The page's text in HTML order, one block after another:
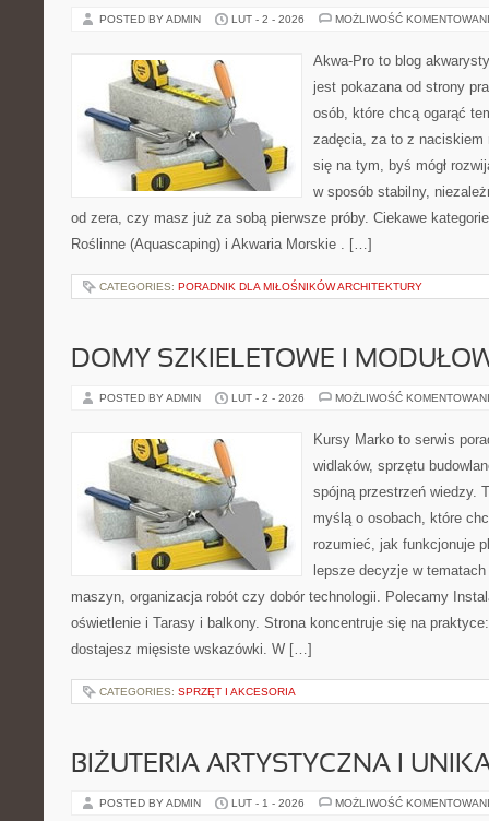
POSTED BY ADMIN LUT - 2 - 2026 MOŻLIWOŚĆ
Akwa-Pro to blog
jest pokazana od strony
osób, które chcą ogarąć
zadęcia, za to z naciskiem
się na tym, byś mógł
w sposób stabilny,
od zera, czy masz już za sobą pierwsze próby. Ciekawe
Roślinne (Aquascaping) i Akwaria Morskie . […]
CATEGORIES: PORADNIK DLA MIŁOŚNIKÓW ARCHITEKTURY
DOMY SZKIELETOWE I
POSTED BY ADMIN LUT - 2 - 2026 MOŻLIWOŚĆ
Kursy Marko to serwis
widlaków, sprzętu
spójną przestrzeń wiedzy.
myślą o osobach, które
rozumieć, jak funkcjonuje
lepsze decyzje w
maszyn, organizacja robót czy dobór technologii. Polecamy
oświetlenie i Tarasy i balkony. Strona koncentruje się na
dostajesz mięsiste wskazówki. W […]
CATEGORIES: SPRZĘT I AKCESORIA
BIŻUTERIA ARTYSTYCZNA I
POSTED BY ADMIN LUT - 1 - 2026 MOŻLIWOŚĆ